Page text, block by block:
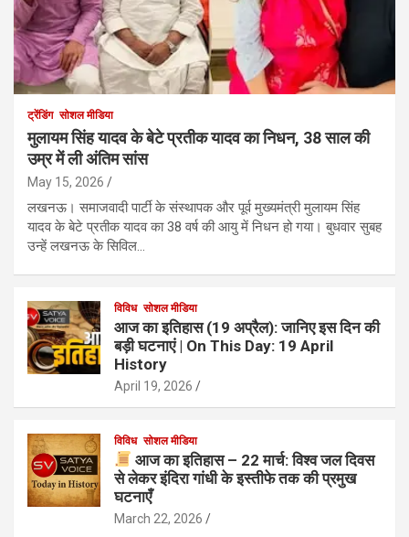
ट्रेंडिंग सोशल मीडिया
मुलायम सिंह यादव के बेटे प्रतीक यादव का निधन, 38 साल की
उम्र में ली अंतिम सांस
May 15, 2026
लखनऊ। समाजवादी पार्टी के संस्थापक और पूर्व मुख्यमंत्री मुलायम सिंह
यादव के बेटे प्रतीक यादव का 38 वर्ष की आयु में निधन हो गया। बुधवार सुबह
उन्हें लखनऊ के सिविल…
विविध सोशल मीडिया
आज का इतिहास (19 अप्रैल): जानिए इस दिन की
बड़ी घटनाएं | On This Day: 19 April
History
April 19, 2026
विविध सोशल मीडिया
आज का इतिहास – 22 मार्च: विश्व जल दिवस
से लेकर इंदिरा गांधी के इस्तीफे तक की प्रमुख
घटनाएँ
March 22, 2026